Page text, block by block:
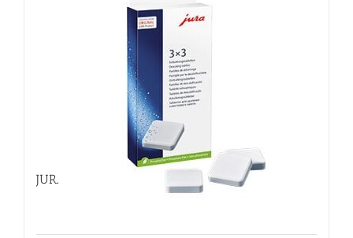
JURA katlakivieemaldustabletid 3pesu